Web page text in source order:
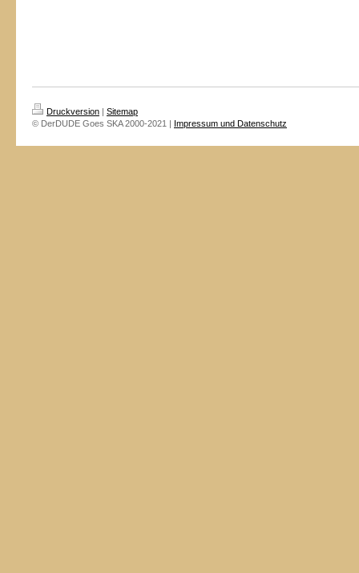
Druckversion | Sitemap
© DerDUDE Goes SKA 2000-2021 | Impressum und Datenschutz